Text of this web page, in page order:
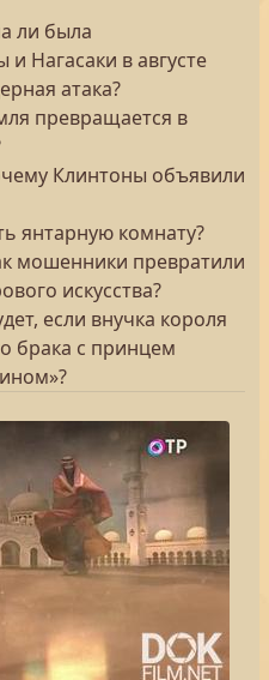
ли была
Нагасаки в августе
атака?
превращается в
Клинтоны объявили
янтарную комнату?
мошенники превратили
искусства?
если внучка короля
брака с принцем